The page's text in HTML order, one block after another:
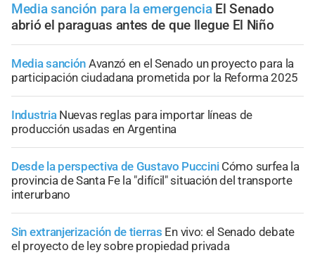
Media sanción para la emergencia El Senado
abrió el paraguas antes de que llegue El Niño
Media sanción Avanzó en el Senado un proyecto para la
participación ciudadana prometida por la Reforma 2025
Industria Nuevas reglas para importar líneas de
producción usadas en Argentina
Desde la perspectiva de Gustavo Puccini Cómo surfea la
provincia de Santa Fe la "difícil" situación del transporte
interurbano
Sin extranjerización de tierras En vivo: el Senado debate
el proyecto de ley sobre propiedad privada